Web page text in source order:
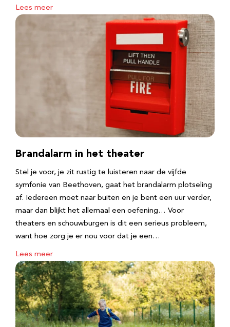
Lees meer
Brandalarm in het theater
Stel je voor, je zit rustig te luisteren naar de vijfde
symfonie van Beethoven, gaat het brandalarm plotseling
af. Iedereen moet naar buiten en je bent een uur verder,
maar dan blijkt het allemaal een oefening… Voor
theaters en schouwburgen is dit een serieus probleem,
want hoe zorg je er nou voor dat je een…
Lees meer